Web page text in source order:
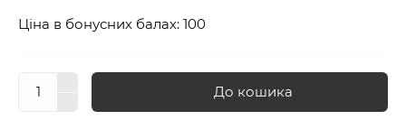
Ціна в бонусних балах: 100
До кошика